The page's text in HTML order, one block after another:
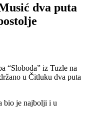
dva puta
“Sloboda” iz Tuzle na
u Čitluku dva puta
bio je najbolji i u